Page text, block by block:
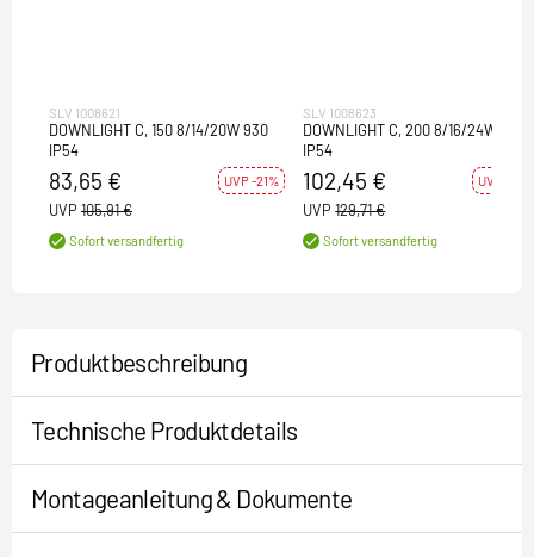
SLV 1008621
DOWNLIGHT C, 150 8/14/20W 930
IP54
83,65 € UVP -21%
UVP 105,91 €
Sofort versandfertig
SLV 1008623
DOWNLIGHT C, 200 8/16/24W 930
IP54
102,45 € UVP -21%
UVP 129,71 €
Sofort versandfertig
Produktbeschreibung
Technische Produktdetails
Montageanleitung & Dokumente